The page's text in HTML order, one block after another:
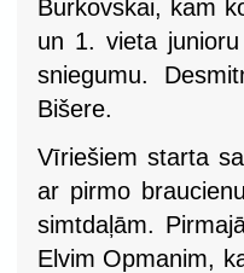
Burkovskai, kam
un 1. vieta
sniegumu.
Bišere.
Vīriešiem starta
ar pirmo
simtdaļām.
Elvim Opmanim,